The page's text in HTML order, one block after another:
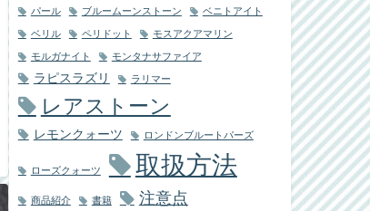
パール ブルームーンストーン ベニトアイト
ベリル ペリドット モスアクアマリン
モルガナイト モンタナサファイア
ラピスラズリ ラリマー
レアストーン
レモンクォーツ ロンドンブルートパーズ
ローズクォーツ 取扱方法
商品紹介 書籍 注意点